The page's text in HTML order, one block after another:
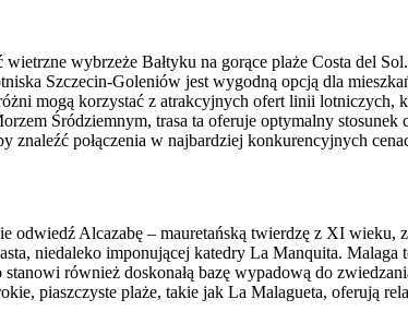
wybrzeże Bałtyku na gorące plaże Costa del
Szczecin-Goleniów jest wygodną opcją dla
mogą korzystać z atrakcyjnych ofert linii lotniczych,
Śródziemnym, trasa ta oferuje optymalny
znaleźć połączenia w najbardziej konkurencyjnych
odwiedź Alcazabę – mauretańską twierdzę z XI wieku,
niedaleko imponującej katedry La Manquita. Malaga
również doskonałą bazę wypadową do
piaszczyste plaże, takie jak La Malagueta, oferują